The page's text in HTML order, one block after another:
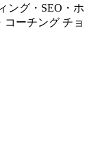
ング・SEO・ホ
コーチング チョ